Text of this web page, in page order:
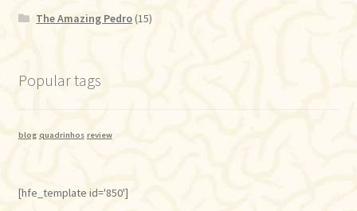
The Amazing Pedro(15)
Popular tags
blog quadrinhos review
[hfe_template id='850']